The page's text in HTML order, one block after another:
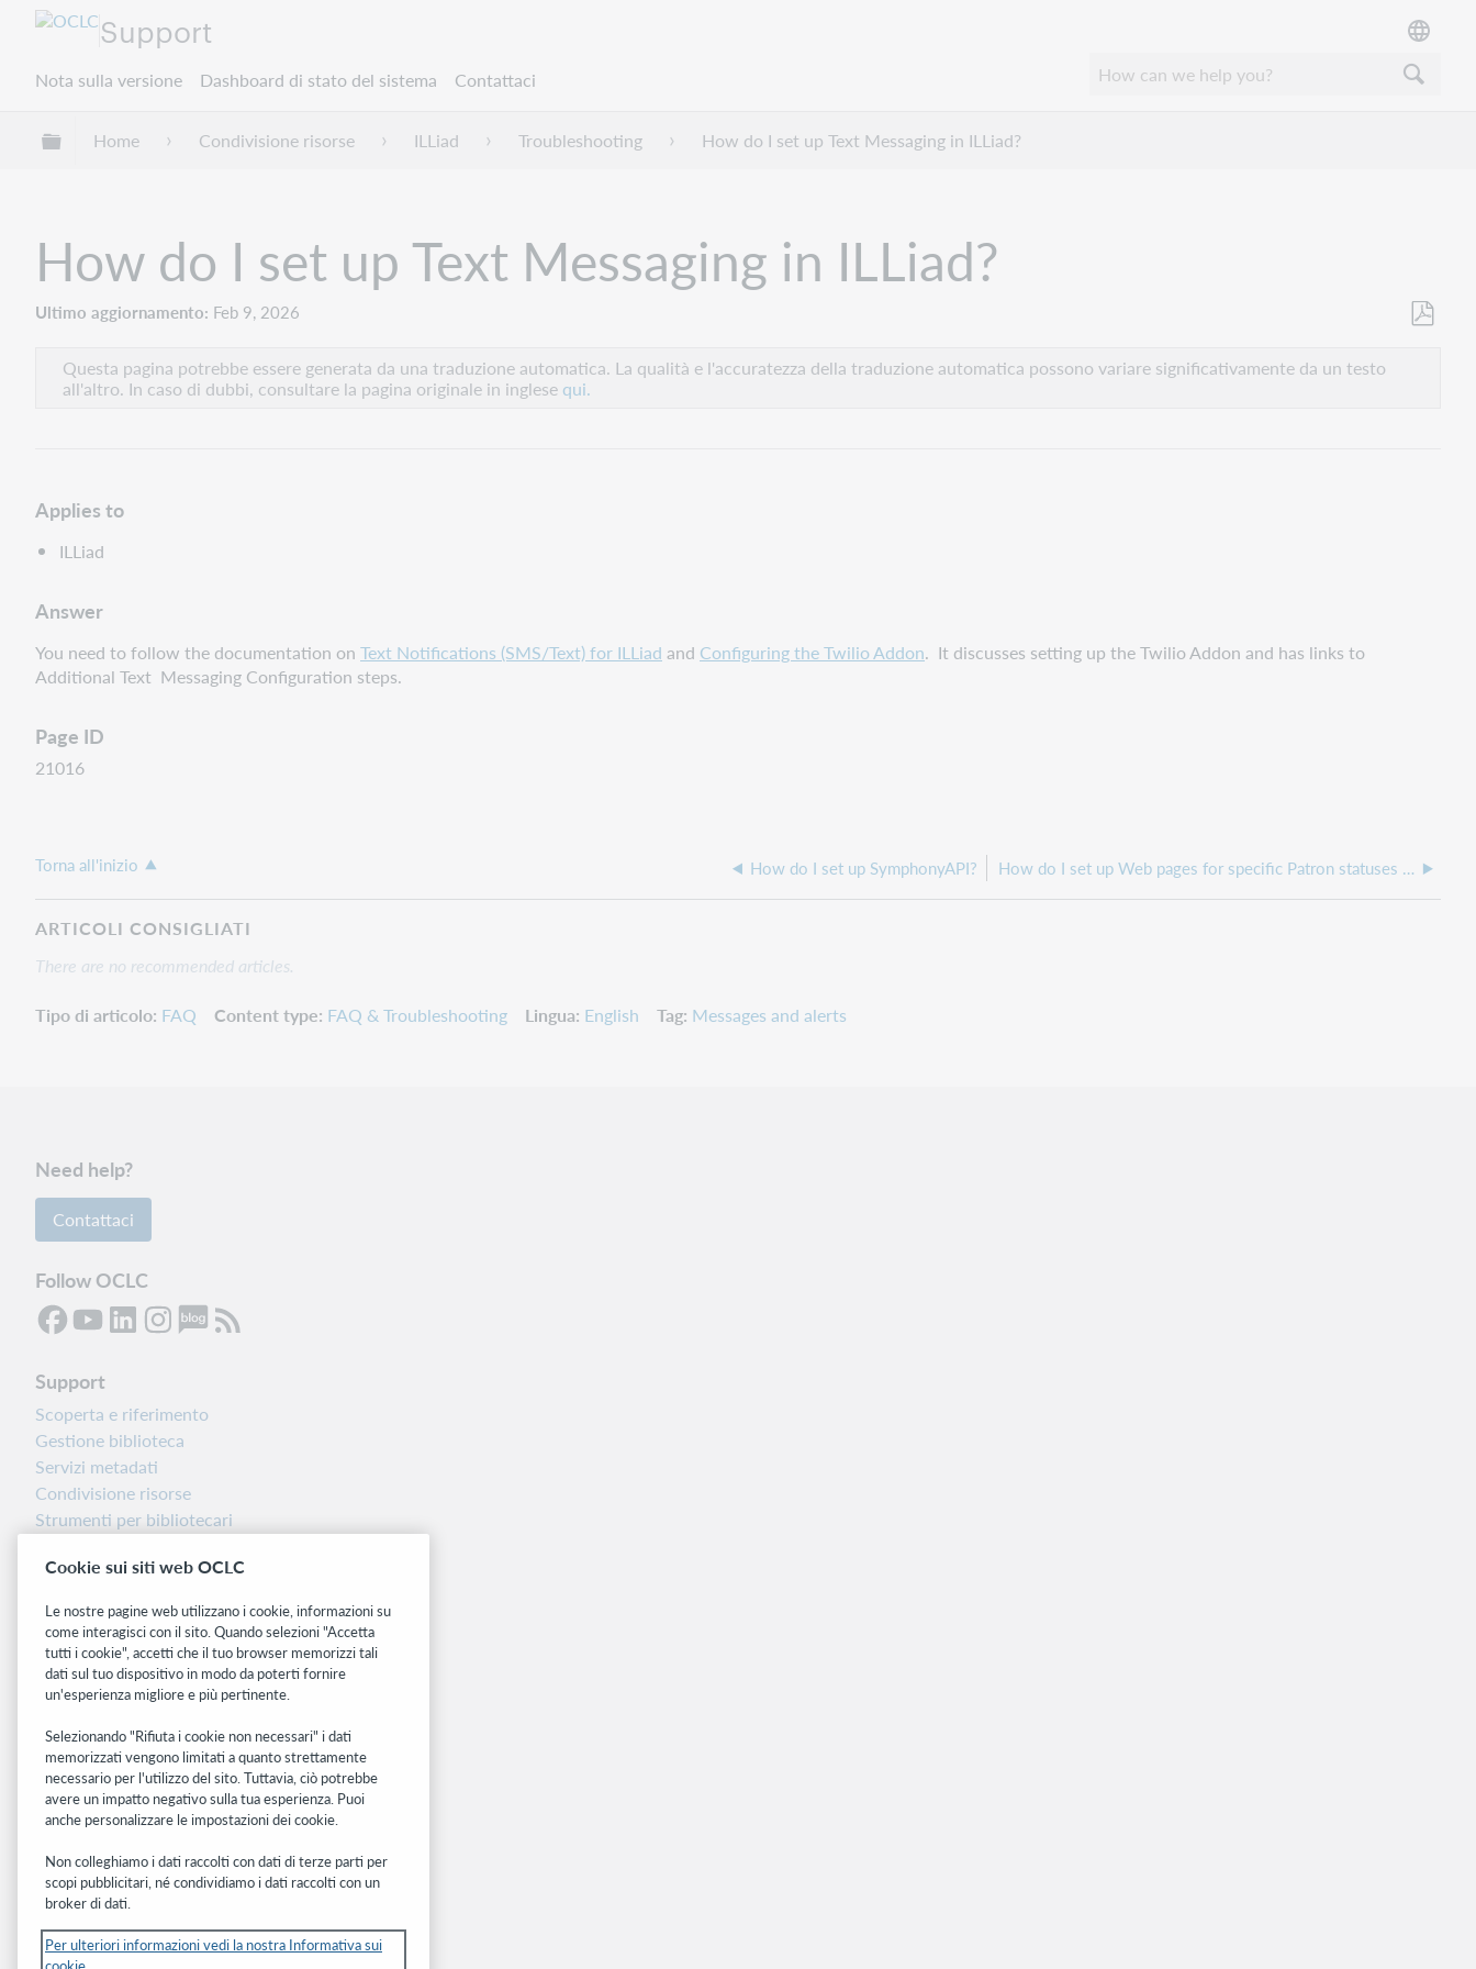
Support
Nota sulla versione Dashboard di stato del sistema Contattaci
Espandi/comprimi la gerarchia globale
Home Condivisione risorse ILLiad Troubleshooting How do I set up Text Messaging in ILLiad?
How do I set up Text Messaging in ILLiad?
Ultimo aggiornamento Feb 9, 2026
Questa pagina potrebbe essere generata da una traduzione automatica. La qualità e l'accuratezza della traduzione automatica possono variare significativamente da un testo
all'altro. In caso di dubbi, consultare la pagina originale in inglese qui.
Applies to
ILLiad
Answer
You need to follow the documentation on Text Notifications (SMS/Text) for ILLiad and Configuring the Twilio Addon. It discusses setting up the Twilio Addon and has links to
Additional Text Messaging Configuration steps.
Page ID
21016
Torna all'inizio How do I set up SymphonyAPI? How do I set up Web pages for specific Patron statuses in ILLiad?
ARTICOLI CONSIGLIATI
There are no recommended articles.
Tipo di articolo FAQ Content type FAQ & Troubleshooting Lingua English Tag Messages and alerts
Need help?
Contattaci
Follow OCLC
Support
Scoperta e riferimento
Gestione biblioteca
Servizi metadati
Condivisione risorse
Strumenti per bibliotecari
Dashboard di stato del sistema
Siti correlati
OCLC.org
BibFormats
Community
Ricerca
WebJunction
Rete sviluppatori
Ricevi gli ultimi aggiornamenti di prodotti,
ricerche, eventi e molto altro direttamente
nella tua casella di posta.
Cookie sui siti web OCLC
Le nostre pagine web utilizzano i cookie, informazioni su
come interagisci con il sito. Quando selezioni "Accetta
tutti i cookie", accetti che il tuo browser memorizzi tali
dati sul tuo dispositivo in modo da poterti fornire
un'esperienza migliore e più pertinente.
Selezionando "Rifiuta i cookie non necessari" i dati
memorizzati vengono limitati a quanto strettamente
necessario per l'utilizzo del sito. Tuttavia, ciò potrebbe
avere un impatto negativo sulla tua esperienza. Puoi
anche personalizzare le impostazioni dei cookie.
Non colleghiamo i dati raccolti con dati di terze parti per
scopi pubblicitari, né condividiamo i dati raccolti con un
broker di dati.
Per ulteriori informazioni vedi la nostra Informativa sui